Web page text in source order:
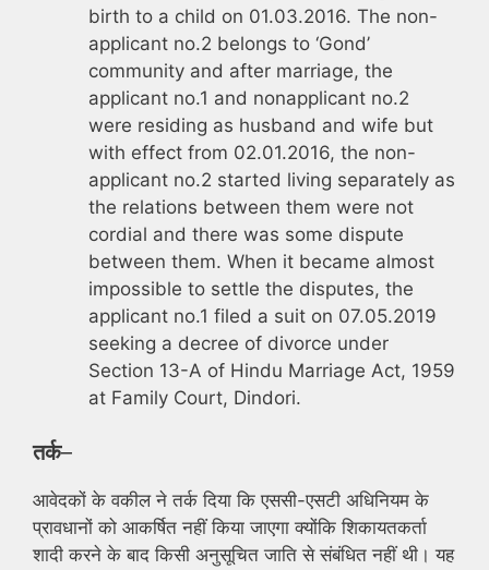
birth to a child on 01.03.2016. The non-
applicant no.2 belongs to ‘Gond’
community and after marriage, the
applicant no.1 and nonapplicant no.2
were residing as husband and wife but
with effect from 02.01.2016, the non-
applicant no.2 started living separately as
the relations between them were not
cordial and there was some dispute
between them. When it became almost
impossible to settle the disputes, the
applicant no.1 filed a suit on 07.05.2019
seeking a decree of divorce under
Section 13-A of Hindu Marriage Act, 1959
at Family Court, Dindori.
तर्क–
आवेदकों के वकील ने तर्क दिया कि एससी-एसटी अधिनियम के
प्रावधानों को आकर्षित नहीं किया जाएगा क्योंकि शिकायतकर्ता
शादी करने के बाद किसी अनुसूचित जाति से संबंधित नहीं थी। यह